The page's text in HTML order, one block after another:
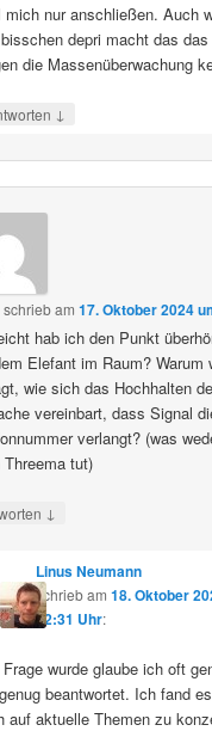
mich nur anschließen. Auch
depri macht das
die Massenüberwachung
↓
schriebam17. Oktober 2024
hab ich den Punkt
Elefant im Raum? Warum
wie sich das Hochhalten
vereinbart, dass Signal
verlangt? (was
Threema tut)
↓
Linus Neumann
schriebam 18. Oktober
12:31 Uhr:
Frage wurde glaube ich oft
beantwortet. Ich fand
auf aktuelle Themen zu